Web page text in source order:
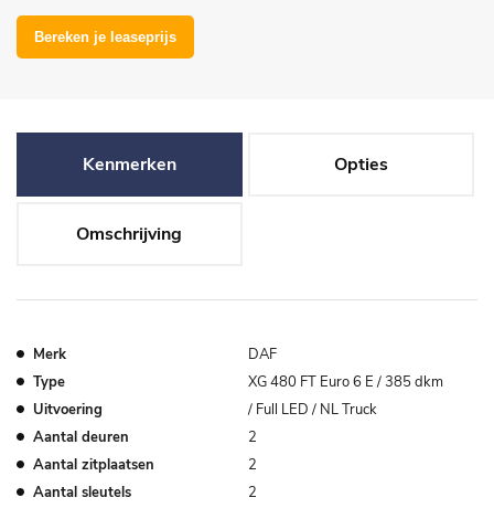
Kenmerken Opties
Omschrijving
Merk
DAF
Type
XG 480 FT Euro 6 E / 385 dkm
Uitvoering
/ Full LED / NL Truck
Aantal deuren
2
Aantal zitplaatsen
2
Aantal sleutels
2